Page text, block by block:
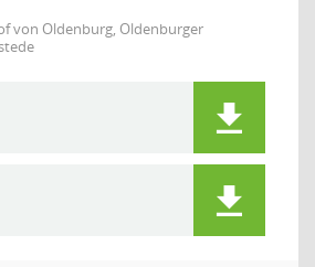
von Oldenburg, Oldenburger